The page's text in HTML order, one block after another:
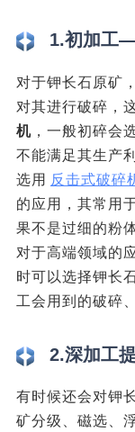
1.初加工
对于钾长石原矿
对其进行破碎，
机，一般初碎会
不能满足其生产
选用 反击式破碎
的应用，其常用
果不是过细的粉
对于高端领域的
时可以选择钾长
工会用到的破碎、
2.深加工
有时候还会对钾
矿分级、磁选、